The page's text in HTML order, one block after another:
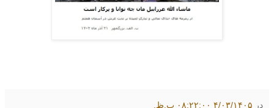
در ۴/۰۳/۱۴۰۵ ۰۸:۲۲:۰۰ ب.ظ.